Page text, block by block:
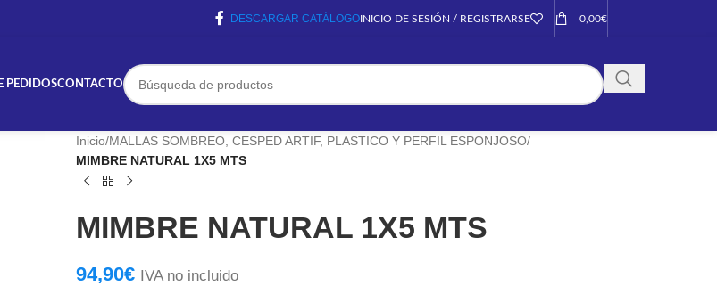
DESCARGAR CATÁLOGOINICIO DE SESIÓN / REGISTRARSE 0,00€
PEDIDOSCONTACTO
Inicio/MALLAS SOMBREO, CESPED ARTIF, PLASTICO Y PERFIL ESPONJOSO/
MIMBRE NATURAL 1X5 MTS
MIMBRE NATURAL 1X5 MTS
94,90€ IVA no incluido